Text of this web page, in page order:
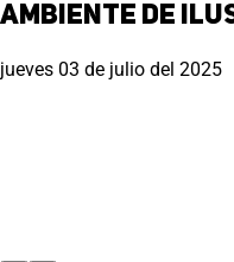
ambiente de
jueves 03 de julio del 2025